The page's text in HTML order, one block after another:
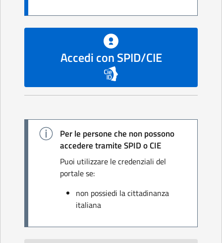
Accedi con SPID/CIE
Per le persone che non possono
accedere tramite SPID o CIE
Puoi utilizzare le credenziali del
portale se:
non possiedi la cittadinanza
italiana